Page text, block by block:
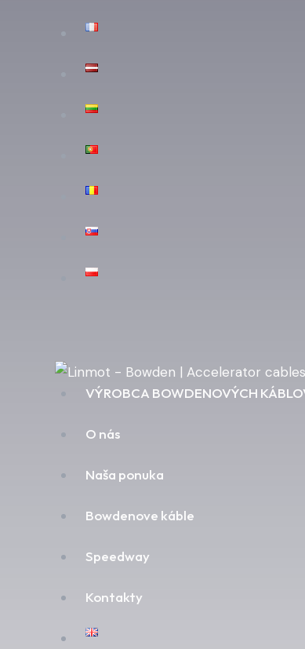
VÝROBCA BOWDENOVÝCH
O nás
Naša ponuka
Bowdenove káble
Speedway
Kontakty